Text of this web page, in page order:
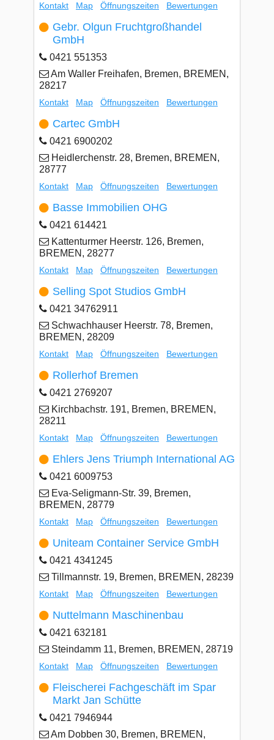
Kontakt Map Öffnungszeiten Bewertungen
Gebr. Olgun Fruchtgroßhandel
GmbH
0421 551353
Am Waller Freihafen, Bremen, BREMEN,
28217
Kontakt Map Öffnungszeiten Bewertungen
Cartec GmbH
0421 6900202
Heidlerchenstr. 28, Bremen, BREMEN,
28777
Kontakt Map Öffnungszeiten Bewertungen
Basse Immobilien OHG
0421 614421
Kattenturmer Heerstr. 126, Bremen,
BREMEN, 28277
Kontakt Map Öffnungszeiten Bewertungen
Selling Spot Studios GmbH
0421 34762911
Schwachhauser Heerstr. 78, Bremen,
BREMEN, 28209
Kontakt Map Öffnungszeiten Bewertungen
Rollerhof Bremen
0421 2769207
Kirchbachstr. 191, Bremen, BREMEN,
28211
Kontakt Map Öffnungszeiten Bewertungen
Ehlers Jens Triumph International AG
0421 6009753
Eva-Seligmann-Str. 39, Bremen,
BREMEN, 28779
Kontakt Map Öffnungszeiten Bewertungen
Uniteam Container Service GmbH
0421 4341245
Tillmannstr. 19, Bremen, BREMEN, 28239
Kontakt Map Öffnungszeiten Bewertungen
Nuttelmann Maschinenbau
0421 632181
Steindamm 11, Bremen, BREMEN, 28719
Kontakt Map Öffnungszeiten Bewertungen
Fleischerei Fachgeschäft im Spar
Markt Jan Schütte
0421 7946944
Am Dobben 30, Bremen, BREMEN,